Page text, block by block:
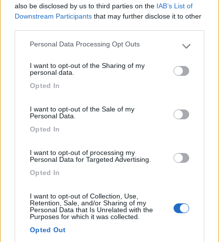
also be disclosed by us to third parties on the IAB’s List of
Downstream Participants that may further disclose it to other
Please note that this website/app uses one or more Google
not limited to your visit or usage behaviour. You may click to
grant or deny consent to Google and its third-party tags to
use your data for below specified purposes in below Google
Personal Data Processing Opt Outs
I want to opt-out of the Sharing of my
personal data.
Opted In
I want to opt-out of the Sale of my
Personal Data.
Opted In
I want to opt-out of processing my
Personal Data for Targeted Advertising.
Opted In
I want to opt-out of Collection, Use,
Retention, Sale, and/or Sharing of my
Personal Data that Is Unrelated with the
Purposes for which it was collected.
Opted Out
Immersa nelle colline del Monferrato e circondata da
Area di sosta (PS+CS)
Agricampeggio Cooperativa Valli Unite